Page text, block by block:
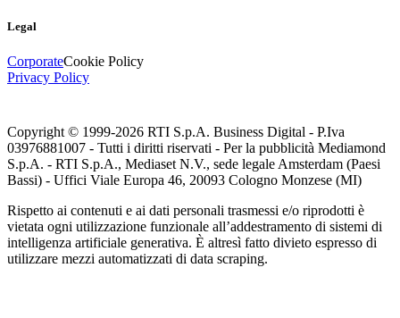
Legal
CorporateCookie Policy
Privacy Policy
Copyright © 1999-2026 RTI S.p.A. Business Digital - P.Iva
03976881007 - Tutti i diritti riservati - Per la pubblicità Mediamond
S.p.A. - RTI S.p.A., Mediaset N.V., sede legale Amsterdam (Paesi
Bassi) - Uffici Viale Europa 46, 20093 Cologno Monzese (MI)
Rispetto ai contenuti e ai dati personali trasmessi e/o riprodotti è
vietata ogni utilizzazione funzionale all’addestramento di sistemi di
intelligenza artificiale generativa. È altresì fatto divieto espresso di
utilizzare mezzi automatizzati di data scraping.